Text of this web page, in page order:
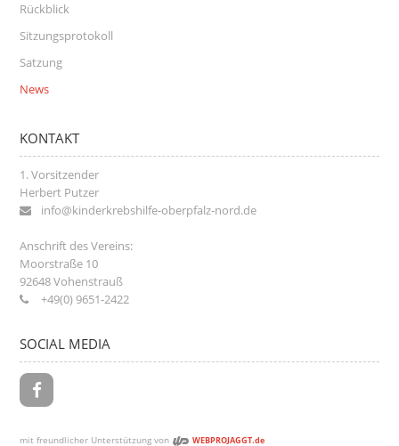
Rückblick
Sitzungsprotokoll
Satzung
News
KONTAKT
1. Vorsitzender
Herbert Putzer
info@kinderkrebshilfe-oberpfalz-nord.de
Anschrift des Vereins:
Moorstraße 10
92648Vohenstrauß
+49(0) 9651-2422
SOCIAL MEDIA
mit freundlicher Unterstützung von WEBPROJAGGT.de